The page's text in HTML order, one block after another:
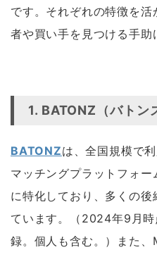
です。それぞれの特徴を
者や買い手を見つける手助
1. BATONZ（バトン
BATONZは、全国規模で
マッチングプラットフォ
に特化しており、多くの
ています。（2024年9月
録。個人も含む。）また